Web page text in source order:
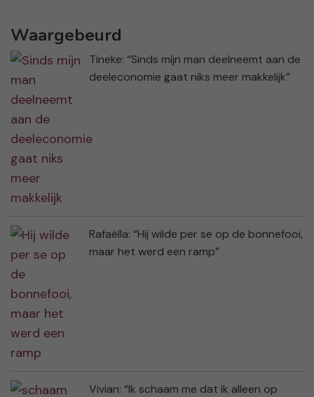
Waargebeurd
Tineke: “Sinds mijn man deelneemt aan de
deeleconomie gaat niks meer makkelijk”
Rafaëlla: “Hij wilde per se op de bonnefooi,
maar het werd een ramp”
Vivian: “Ik schaam me dat ik alleen op